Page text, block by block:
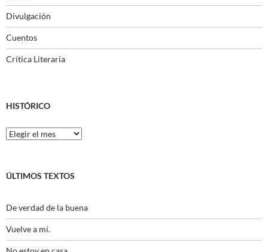
Divulgación
Cuentos
Crítica Literaria
HISTÓRICO
Histórico
ÚLTIMOS TEXTOS
De verdad de la buena
Vuelve a mí.